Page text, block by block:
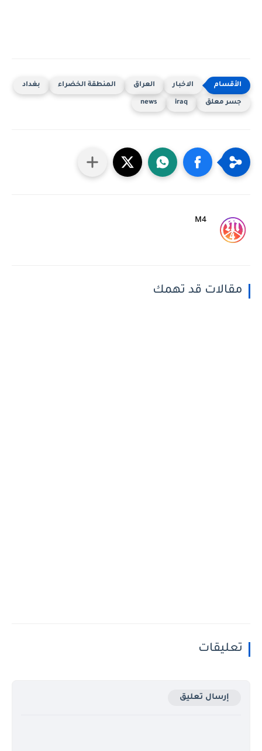
الاخبار العراق المنطقة الخضراء بغداد
جسر معلق iraq
news
M4
مقالات قد تهمك
تعليقات
إرسال تعليق